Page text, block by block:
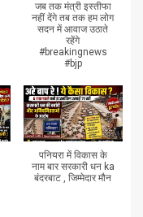
जब तक मंत्री इस्तीफा
नहीं देंगे तब तक हम लोग
सदन में आवाज उठाते
रहेंगे
#breakingnews
#bjp
पनियरा में विकास के
नाम बार सरकारी धन ka
बंदरबाट , जिम्मेदार मौन